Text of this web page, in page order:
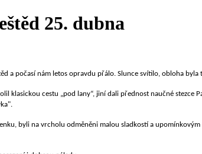
25. dubna
a počasí nám letos opravdu přálo. Slunce svítilo, obloha
klasickou cestu „pod lany“, jiní dali přednost naučné
byli na vrcholu odměněni malou sladkostí a